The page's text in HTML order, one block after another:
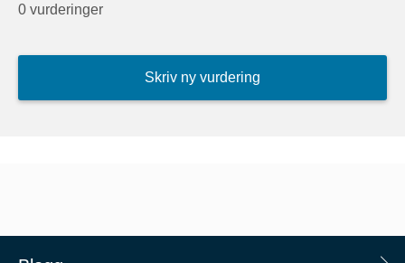
0 vurderinger
Skriv ny vurdering